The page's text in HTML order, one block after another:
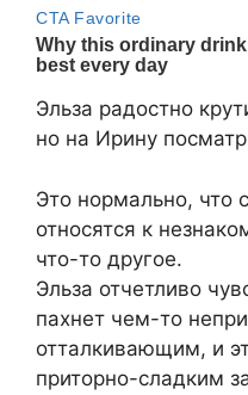
Эльза радостно
но на Ирину
Это нормально, что
относятся к
что-то другое.
Эльза отчетливо
пахнет чем-то
отталкивающим, и
приторно-сладким